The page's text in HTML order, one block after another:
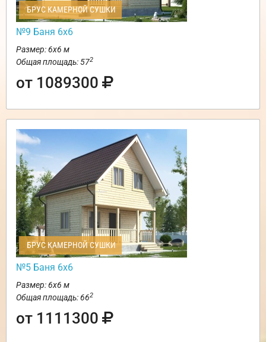
БРУС КАМЕРНОЙ СУШКИ
№9 Баня 6х6
Размер: 6х6 м
Общая площадь: 572
от 1089300
БРУС КАМЕРНОЙ СУШКИ
№5 Баня 6х6
Размер: 6х6 м
Общая площадь: 662
от 1111300